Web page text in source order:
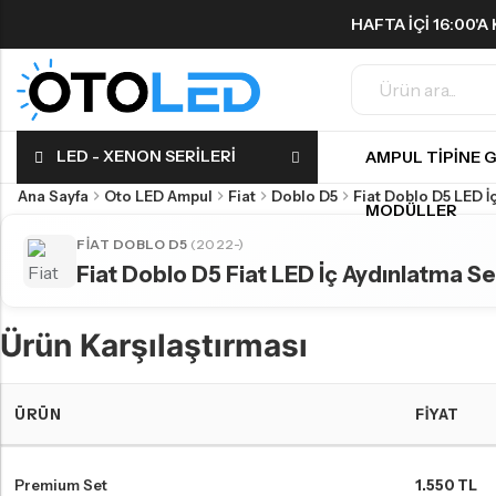
HAFTA IÇI 16:00'A
LED - XENON SERILERI AMPUL TIPINE
MODÜLLER
Ana Sayfa Oto LED Ampul Fiat Doblo D5 Fiat Doblo D5 LED
FIAT DOBLO D5 (2022-)
Fiat Doblo D5 Fiat LED İç Aydınlatma
Ürün Karşılaştırması
ÜRÜN FIYAT
Premium Set 1.550 TL
Geri
FAR & SIS AMPULLERI
H1 LED Ampul
H3 LED Ampul
H7 LED Ampul
H9 LED Ampul
Geri
SINYAL AMPULLERI
Harika LED sinyal ampullerini keşfedin!